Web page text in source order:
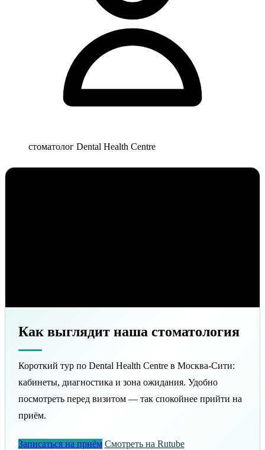
стоматолог Dental Health Centre
Как выглядит наша стоматология
Короткий тур по Dental Health Centre в Москва-Сити:
кабинеты, диагностика и зона ожидания. Удобно
посмотреть перед визитом — так спокойнее прийти на
приём.
Записаться на приём Смотреть на Rutube